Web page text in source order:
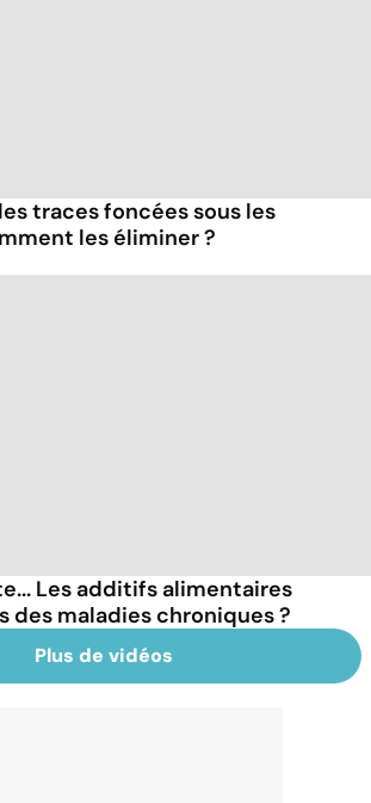
traces foncées sous les
les éliminer ?
Les additifs alimentaires
maladies chroniques ?
Plus de vidéos